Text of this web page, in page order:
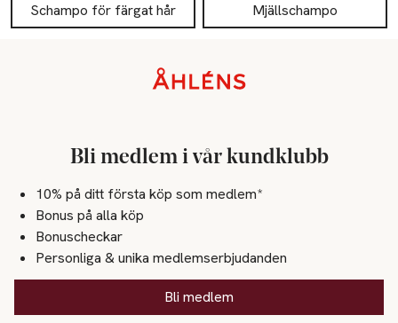
Schampo för färgat hår Mjällschampo
Bli medlem i vår kundklubb
10% på ditt första köp som medlem*
Bonus på alla köp
Bonuscheckar
Personliga & unika medlemserbjudanden
Bli medlem